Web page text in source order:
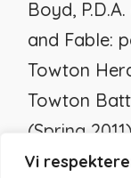
Vi
Boyd,
and Fable:
Towton
Towton
(Spring
http://